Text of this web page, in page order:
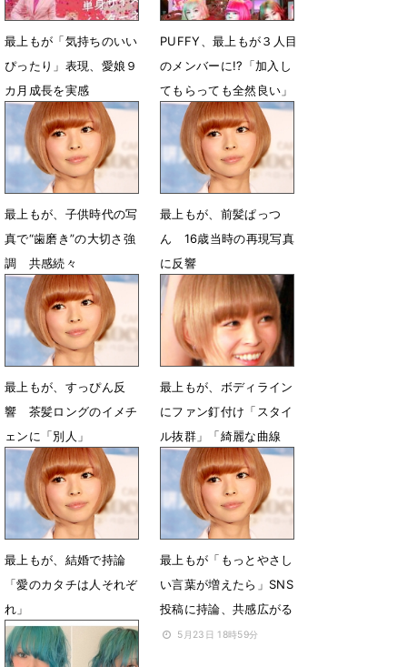
最上もが「気持ちのいい
ぴったり」表現、愛娘９
カ月成長を実感
3月1日 09時57分
PUFFY、最上もが３人目
のメンバーに!?「加入し
てもらっても全然良い」
2月9日 20時54分
最上もが、子供時代の写
真で“歯磨き”の大切さ強
調 共感続々
8月19日 00時04分
最上もが、前髪ぱっつ
ん 16歳当時の再現写真
に反響
8月17日 08時35分
最上もが、すっぴん反
響 茶髪ロングのイメチ
ェンに「別人」
8月12日 07時43分
最上もが、ボディライン
にファン釘付け「スタイ
ル抜群」「綺麗な曲線
美」
6月13日 10時31分
最上もが、結婚で持論
「愛のカタチは人それぞ
れ」
6月11日 21時42分
最上もが「もっとやさし
い言葉が増えたら」SNS
投稿に持論、共感広がる
5月23日 18時59分